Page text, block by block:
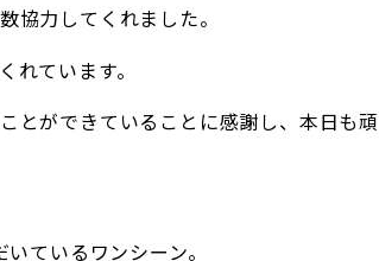
協力してくれました。
れています。
とができていることに感謝し、本日も頑
ているワンシーン。